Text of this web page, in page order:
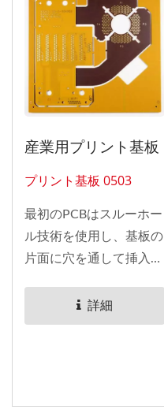
産業用プリント基板
プリント基板 0503
最初のPCBはスルーホー
ル技術を使用し、基板の
片面に穴を通して挿入さ
部品を取り付け、反対側
の銅トレースにハンダ付
詳細